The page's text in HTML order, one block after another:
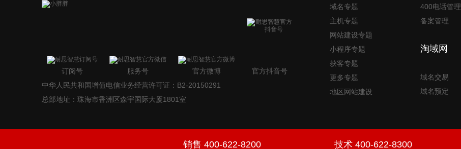
订阅号 服务号 官方微博
官方抖音号
中华人民共和国增值电信业务经营许可证：B2-20150291
总部地址：珠海市香洲区森宇国际大厦1801室
域名专题
主机专题
网站建设专题
小程序专题
获客专题
更多专题
地区网站建设
400电话管理
备案管理
淘域网
域名交易
域名预定
销售 400-622-8200 技术 400-622-8300